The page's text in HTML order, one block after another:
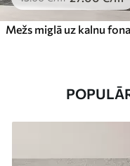
Mežs miglā uz kalnu fona